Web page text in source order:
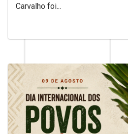
Carvalho foi...